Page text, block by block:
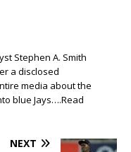
Stephen A. Smith
a disclosed
media about the
blue Jays….Read
NEXT